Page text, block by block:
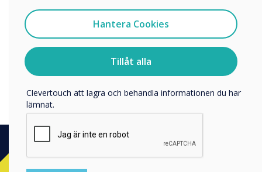
Adding a Clevertouch non-touch panel, visitors can use QR
Codes to navigate to their desired location. QR Codes also
offer a takeaway URL so visitors can open a map or further
information on their mobile device when they leave the
large screen panel.
Hantera Cookies
Tillåt alla
Jag samtycker till att ta emot kommunikation från
För information om hur vi samlar in och använder dina
personuppgifter, besök vårintegritetspolicy
Clevertouch att lagra och behandla informationen du har
lämnat.